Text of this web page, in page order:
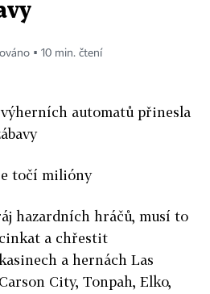
▪ 10 min. čtení
automatů přinesla
točí milióny
hazardních hráčů, musí to
a chřestit
a hernách Las
City, Tonpah, Elko,